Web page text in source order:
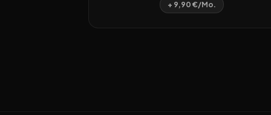
+ 9,90 €/Mo.